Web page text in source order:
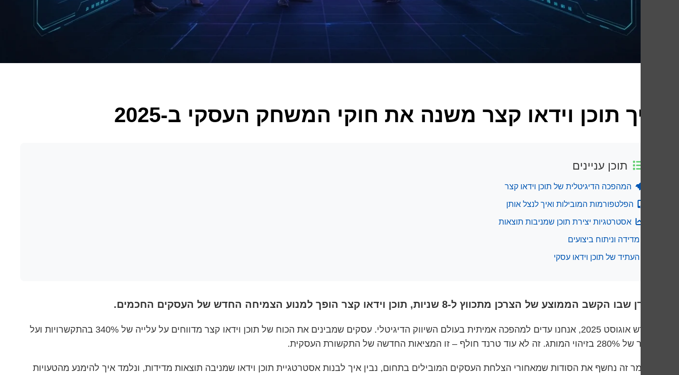
איך תוכן וידאו קצר משנה את חוקי המשחק העסקי ב-2025
תוכן עניינים
המהפכה הדיגיטלית של תוכן וידאו קצר
הפלטפורמות המובילות ואיך לנצל אותן
אסטרטגיות יצירת תוכן שמניבות תוצאות
מדידה וניתוח ביצועים
העתיד של תוכן וידאו עסקי
בעידן שבו הקשב הממוצע של הצרכן מתכווץ ל-8 שניות, תוכן וידאו קצר הופך למנוע הצמיחה החדש של העסקים החכמים.
בחודש אוגוסט 2025, אנחנו עדים למהפכה אמיתית בעולם השיווק הדיגיטלי. עסקים שמבינים את הכוח של תוכן וידאו קצר מדווחים על עלייה של 340% בהתקשרויות ועל
שיפור של 280% בזיהוי המותג. זה לא עוד טרנד חולף – זו המציאות החדשה של התקשורת העסקית.
במאמר זה נחשף את הסודות שמאחורי הצלחת העסקים המובילים בתחום, נבין איך לבנות אסטרטגיית תוכן וידאו שמניבה תוצאות מדידות, ונלמד איך להימנע מהטעויות